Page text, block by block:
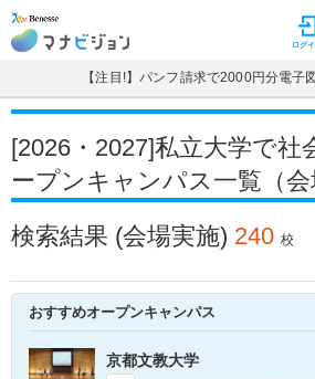
マナビジョン ログ
【注目!】パンフ請求で2000円分電子
[2026・2027]私立大学で社
ープンキャンパス一覧（会
検索結果 (会場実施) 240 校
おすすめオープンキャンパス
京都文教大学